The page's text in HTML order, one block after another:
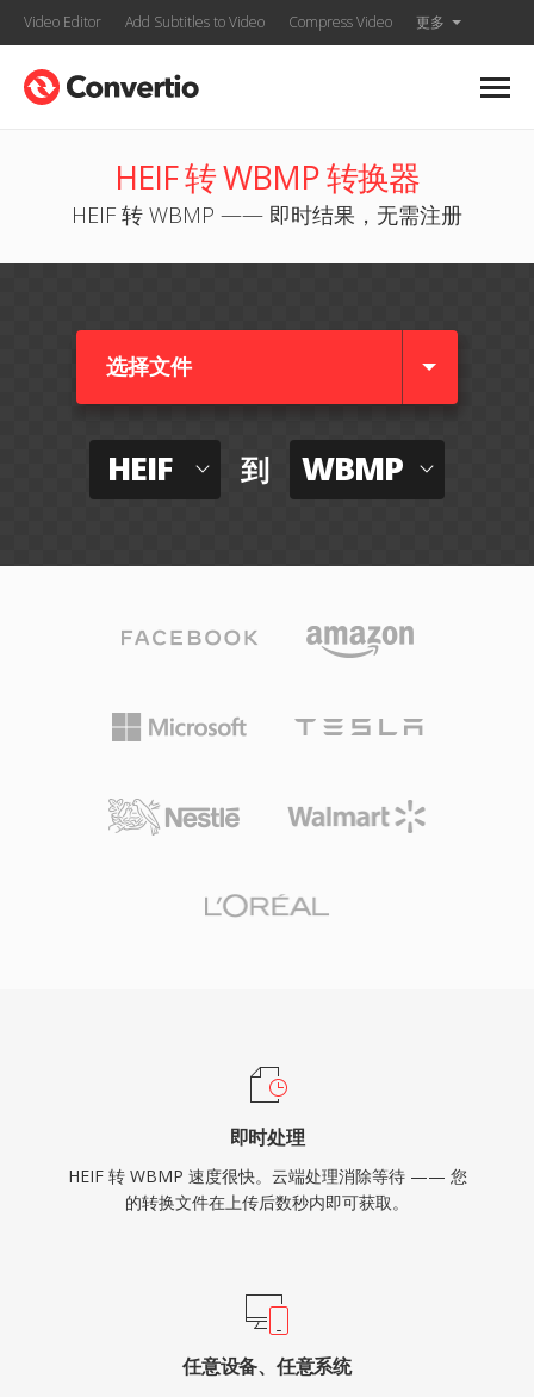
Video Editor Add Subtitles to Video Compress Video 更多
HEIF 转 WBMP 转换器
HEIF 转 WBMP —— 即时结果，无需注册
选择文件
HEIF 到 WBMP
即时处理
HEIF 转 WBMP 速度很快。云端处理消除等待 —— 您
的转换文件在上传后数秒内即可获取。
任意设备、任意系统